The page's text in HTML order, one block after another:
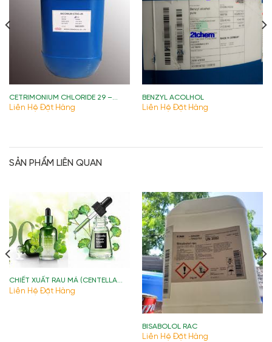
CETRIMONIUM CHLORIDE 29 –
CTAC29
Liên Hệ Đặt Hàng
BENZYL ACOLHOL
Liên Hệ Đặt Hàng
SẢN PHẨM LIÊN QUAN
CHIẾT XUẤT RAU MÁ (CENTELLA
ASIATICA EXTRACT)
Liên Hệ Đặt Hàng
BISABOLOL RAC
Liên Hệ Đặt Hàng